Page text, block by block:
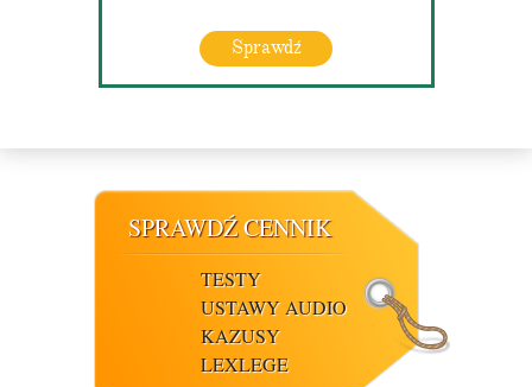
Sprawdź
SPRAWDŹ CENNIK
TESTY
USTAWY AUDIO
KAZUSY
LEXLEGE